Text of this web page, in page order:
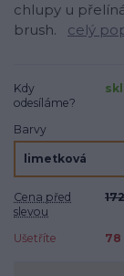
chlupy u
brush. celý
Kdy
odesíláme?
Barvy
Cena před
slevou
Ušetříte 78